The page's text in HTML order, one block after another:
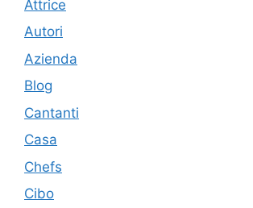
Attrice
Autori
Azienda
Blog
Cantanti
Casa
Chefs
Cibo